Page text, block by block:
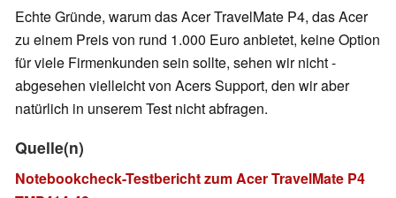
Echte Gründe, warum das Acer TravelMate P4, das Acer
zu einem Preis von rund 1.000 Euro anbietet, keine Option
für viele Firmenkunden sein sollte, sehen wir nicht -
abgesehen vielleicht von Acers Support, den wir aber
natürlich in unserem Test nicht abfragen.
Quelle(n)
Notebookcheck-Testbericht zum Acer TravelMate P4